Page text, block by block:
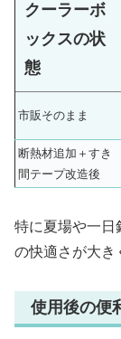
クーラーボ
ックスの状
態
市販そのまま
断熱材追加＋すき
間テープ改造後
特に夏場や一日
の快適さが大き
使用後の便